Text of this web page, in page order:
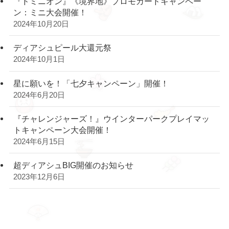
ン：ミニ大会開催！
2024年10月20日
ディアシュピール大還元祭
2024年10月1日
星に願いを！「七夕キャンペーン」開催！
2024年6月20日
『チャレンジャーズ！』ウインターパークプレイマッ
トキャンペーン大会開催！
2024年6月15日
超ディアシュBIG開催のお知らせ
2023年12月6日